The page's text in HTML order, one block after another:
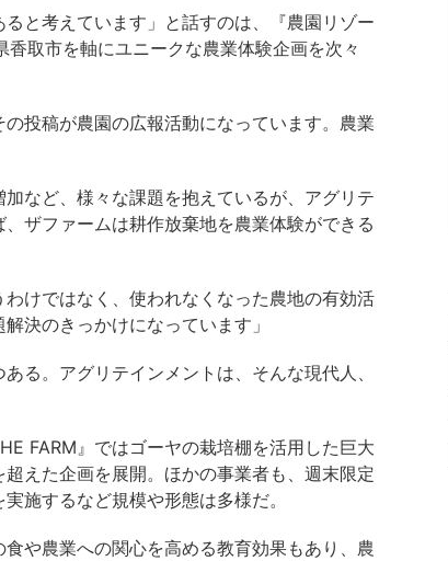
と考えています」と話すのは、『農園リゾー
取市を軸にユニークな農業体験企画を次々
投稿が農園の広報活動になっています。農業
など、様々な課題を抱えているが、アグリテ
ザファームは耕作放棄地を農業体験ができる
けではなく、使われなくなった農地の有効活
決のきっかけになっています」
る。アグリテインメントは、そんな現代人、
FARM』ではゴーヤの栽培棚を活用した巨大
えた企画を展開。ほかの事業者も、週末限定
施するなど規模や形態は多様だ。
や農業への関心を高める教育効果もあり、農